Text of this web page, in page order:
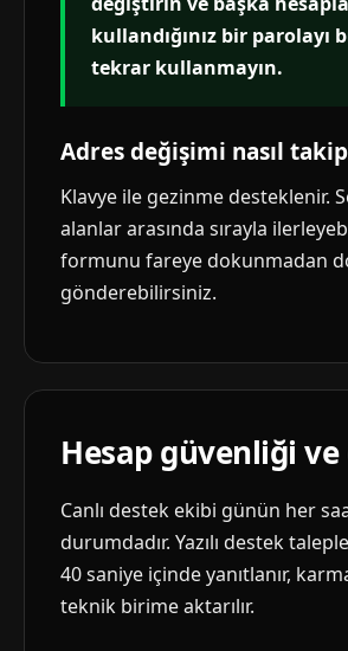
kullandığınız bir parolayı
tekrar kullanmayın.
Adres değişimi nasıl
Klavye ile gezinme desteklenir.
alanlar arasında sırayla
formunu fareye dokunmadan
gönderebilirsiniz.
Hesap güvenliği
Canlı destek ekibi günün her
durumdadır. Yazılı destek
40 saniye içinde yanıtlanır,
teknik birime aktarılır.